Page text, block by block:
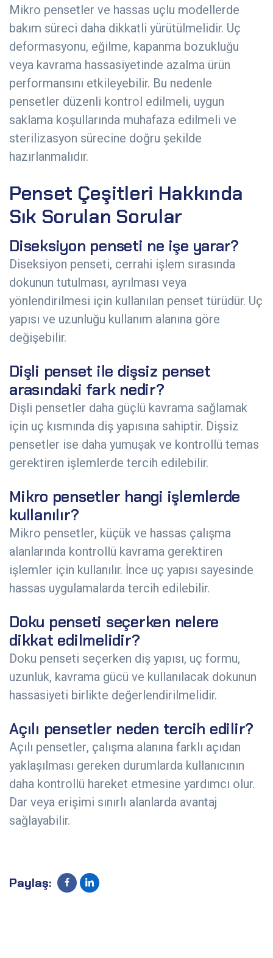
Mikro pensetler ve hassas uçlu modellerde
bakım süreci daha dikkatli yürütülmelidir. Uç
deformasyonu, eğilme, kapanma bozukluğu
veya kavrama hassasiyetinde azalma ürün
performansını etkileyebilir. Bu nedenle
pensetler düzenli kontrol edilmeli, uygun
saklama koşullarında muhafaza edilmeli ve
sterilizasyon sürecine doğru şekilde
hazırlanmalıdır.
Penset Çeşitleri Hakkında
Sık Sorulan Sorular
Diseksiyon penseti ne işe yarar?
Diseksiyon penseti, cerrahi işlem sırasında
dokunun tutulması, ayrılması veya
yönlendirilmesi için kullanılan penset türüdür. Uç
yapısı ve uzunluğu kullanım alanına göre
değişebilir.
Dişli penset ile dişsiz penset
arasındaki fark nedir?
Dişli pensetler daha güçlü kavrama sağlamak
için uç kısmında diş yapısına sahiptir. Dişsiz
pensetler ise daha yumuşak ve kontrollü temas
gerektiren işlemlerde tercih edilebilir.
Mikro pensetler hangi işlemlerde
kullanılır?
Mikro pensetler, küçük ve hassas çalışma
alanlarında kontrollü kavrama gerektiren
işlemler için kullanılır. İnce uç yapısı sayesinde
hassas uygulamalarda tercih edilebilir.
Doku penseti seçerken nelere
dikkat edilmelidir?
Doku penseti seçerken diş yapısı, uç formu,
uzunluk, kavrama gücü ve kullanılacak dokunun
hassasiyeti birlikte değerlendirilmelidir.
Açılı pensetler neden tercih edilir?
Açılı pensetler, çalışma alanına farklı açıdan
yaklaşılması gereken durumlarda kullanıcının
daha kontrollü hareket etmesine yardımcı olur.
Dar veya erişimi sınırlı alanlarda avantaj
sağlayabilir.
Paylaş: